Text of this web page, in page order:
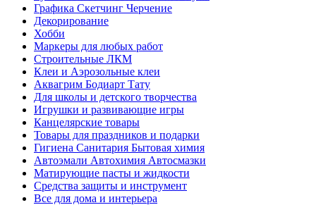
Графика Скетчинг Черчение
Декорирование
Хобби
Маркеры для любых работ
Строительные ЛКМ
Клеи и Аэрозольные клеи
Аквагрим Бодиарт Тату
Для школы и детского творчества
Игрушки и развивающие игры
Канцелярские товары
Товары для праздников и подарки
Гигиена Санитария Бытовая химия
Автоэмали Автохимия Автосмазки
Матирующие пасты и жидкости
Средства защиты и инструмент
Все для дома и интерьера